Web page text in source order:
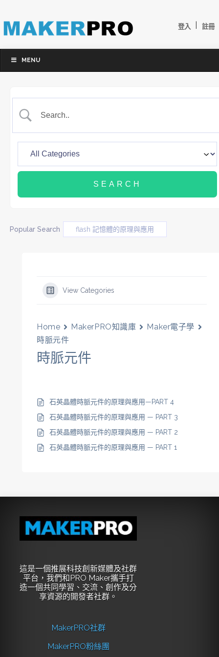
登入 註冊
MENU
Popular Search flash 記憶體的原理與應用
View Categories
Home MakerPRO知識庫
Maker電子學
時脈元件
時脈元件
石英晶體時脈元件的原理與應用—PART 4
石英晶體時脈元件的原理與應用 — PART 3
石英晶體時脈元件的原理與應用 — PART 2
石英晶體時脈元件的原理與應用 — PART 1
這是一個推展科技創新媒體及社群
平台，我們和PRO Maker攜手打
造一個共同學習、交流、創作及分
享資源的開發者社群。
MakerPRO社群
MakerPRO粉絲團